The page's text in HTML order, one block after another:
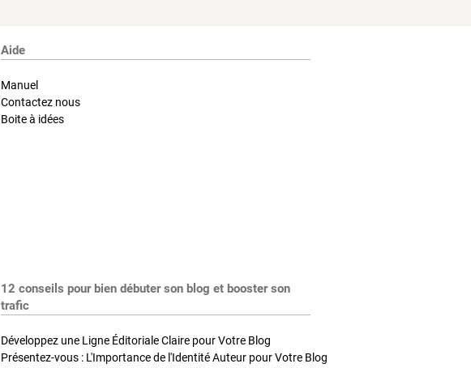
Aide
Manuel
Contactez nous
Boite à idées
12 conseils pour bien débuter son blog et booster son
trafic
Développez une Ligne Éditoriale Claire pour Votre Blog
Présentez-vous : L'Importance de l'Identité Auteur pour Votre Blog